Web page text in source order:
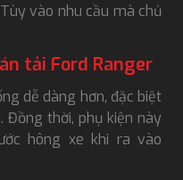
vào nhu cầu mà chủ
tải Ford Ranger
dễ dàng hơn, đặc biệt
Đồng thời, phụ kiện này
hông xe khi ra vào